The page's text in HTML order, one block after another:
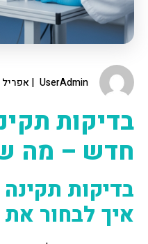
UserAdmin אפריל 30th, 2026
בדיקות
חדש – מה
בדיקות
איך לבחור